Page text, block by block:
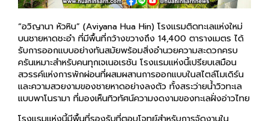
บนชายหาดชะอำ ที่มีพื้นที่กว้างขวางถึง 14,400 ตารางเมตร ได้
รับการออกแบบอย่างทันสมัยพร้อมสิ่งอำนวยความสะดวกครบ
ครันเหมาะสำหรับคนทุกเจเนอเรชัน โรงแรมแห่งนี้เปรียบเสมือน
สวรรค์แห่งการพักผ่อนที่ผสมผสานการออกแบบในสไตล์โมเดิร์น
และความสวยงามของชายหาดอย่างลงตัว ทั้งสระว่ายน้ำวิวทะเล
แบบพาโนรามา ที่มองเห็นทิวทัศน์ความงดงามของทะเลฝั่งอ่าวไทย
โรงแรมแห่งนี้มีพื้นที่รองรับที่ตอบโจทย์สำหรับการจัดงานใน
โอกาสพิเศษ อย่างห้องบอลรูม AVOWS ซึ่งเป็นห้องจัดเลี้ยง